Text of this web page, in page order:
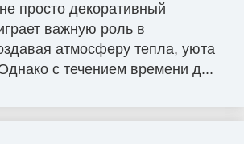
просто декоративный
важную роль в
атмосферу тепла, уюта
с течением времени д...